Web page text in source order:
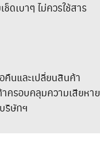
ดเบาๆ ไม่ควรใช้สาร
คืนและเปลี่ยนสินค้า
ครอบคลุมความเสียหาย
ริษัทฯ